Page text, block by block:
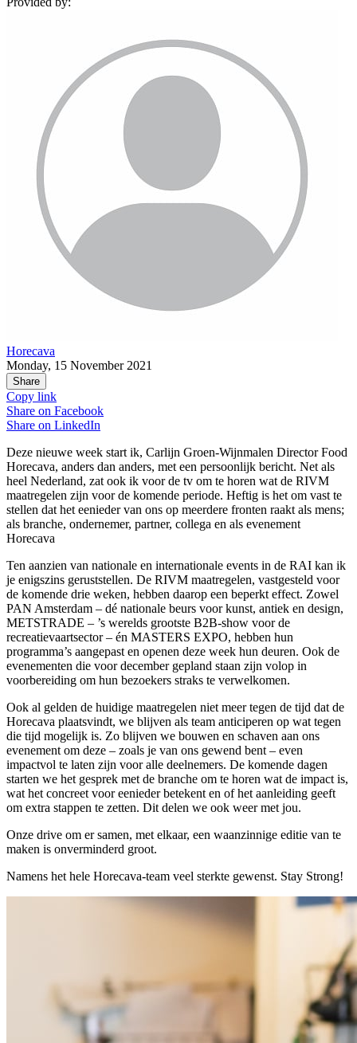
Horecava
Monday, 15 November 2021
Share
Copy link
Share on Facebook
Share on LinkedIn
Deze nieuwe week start ik, Carlijn Groen-Wijnmalen Director Food
Horecava, anders dan anders, met een persoonlijk bericht. Net als
heel Nederland, zat ook ik voor de tv om te horen wat de RIVM
maatregelen zijn voor de komende periode. Heftig is het om vast te
stellen dat het eenieder van ons op meerdere fronten raakt als mens;
als branche, ondernemer, partner, collega en als evenement
Horecava
Ten aanzien van nationale en internationale events in de RAI kan ik
je enigszins geruststellen. De RIVM maatregelen, vastgesteld voor
de komende drie weken, hebben daarop een beperkt effect. Zowel
PAN Amsterdam – dé nationale beurs voor kunst, antiek en design,
METSTRADE – ’s werelds grootste B2B-show voor de
recreatievaartsector – én MASTERS EXPO, hebben hun
programma’s aangepast en openen deze week hun deuren. Ook de
evenementen die voor december gepland staan zijn volop in
voorbereiding om hun bezoekers straks te verwelkomen.
Ook al gelden de huidige maatregelen niet meer tegen de tijd dat de
Horecava plaatsvindt, we blijven als team anticiperen op wat tegen
die tijd mogelijk is. Zo blijven we bouwen en schaven aan ons
evenement om deze – zoals je van ons gewend bent – even
impactvol te laten zijn voor alle deelnemers. De komende dagen
starten we het gesprek met de branche om te horen wat de impact is,
wat het concreet voor eenieder betekent en of het aanleiding geeft
om extra stappen te zetten. Dit delen we ook weer met jou.
Onze drive om er samen, met elkaar, een waanzinnige editie van te
maken is onverminderd groot.
Namens het hele Horecava-team veel sterkte gewenst. Stay Strong!